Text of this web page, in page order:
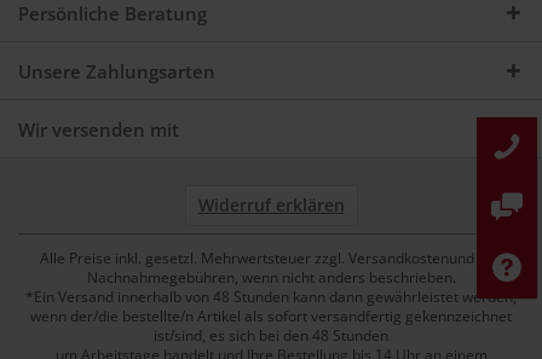
Persönliche Beratung
Unsere Zahlungsarten
Wir versenden mit
Widerruf erklären
Alle Preise inkl. gesetzl. Mehrwertsteuer zzgl. Versandkostenund ggf.
Nachnahmegebühren, wenn nicht anders beschrieben.
*Ein Versand innerhalb von 48 Stunden kann dann gewährleistet werden,
wenn der/die bestellte/n Artikel als sofort versandfertig gekennzeichnet
ist/sind, es sich bei den 48 Stunden
um Arbeitstage handelt und Ihre Bestellung bis 14 Uhr an einem